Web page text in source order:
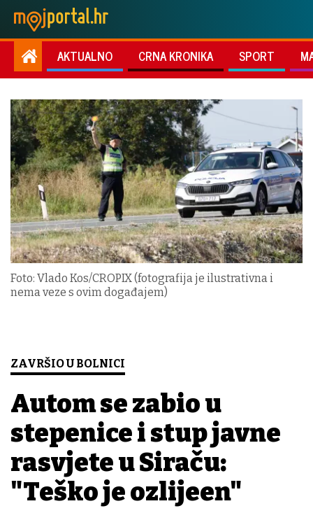
AKTUALNO CRNA KRONIKA SPORT
Foto: Vlado Kos/CROPIX (fotografija je ilustrativna i
nema veze s ovim događajem)
ZAVRŠIO U BOLNICI
Autom se zabio u
stepenice i stup javne
rasvjete u Siraču:
"Teško je ozlijeđen"